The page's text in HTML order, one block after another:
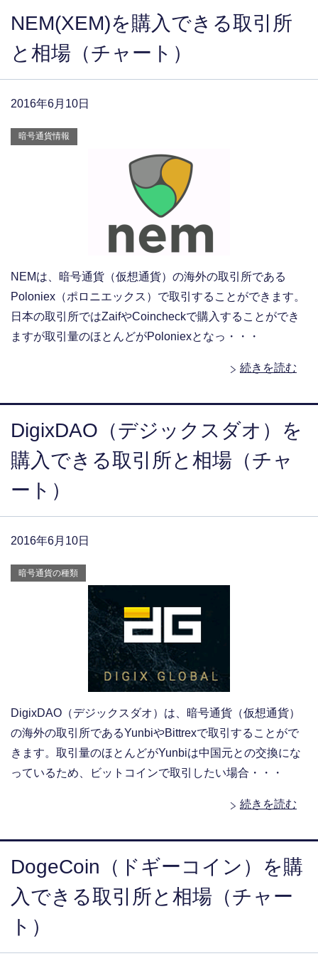
NEM(XEM)を購入できる取引所
と相場（チャート）
2016年6月10日
暗号通貨情報
NEMは、暗号通貨（仮想通貨）の海外の取引所である
Poloniex（ポロニエックス）で取引することができます。
日本の取引所ではZaifやCoincheckで購入することができ
ますが取引量のほとんどがPoloniexとなっ・・・
続きを読む
DigixDAO（デジックスダオ）を
購入できる取引所と相場（チャ
ート）
2016年6月10日
暗号通貨の種類
DigixDAO（デジックスダオ）は、暗号通貨（仮想通貨）
の海外の取引所であるYunbiやBittrexで取引することがで
きます。取引量のほとんどがYunbiは中国元との交換にな
っているため、ビットコインで取引したい場合・・・
続きを読む
DogeCoin（ドギーコイン）を購
入できる取引所と相場（チャー
ト）